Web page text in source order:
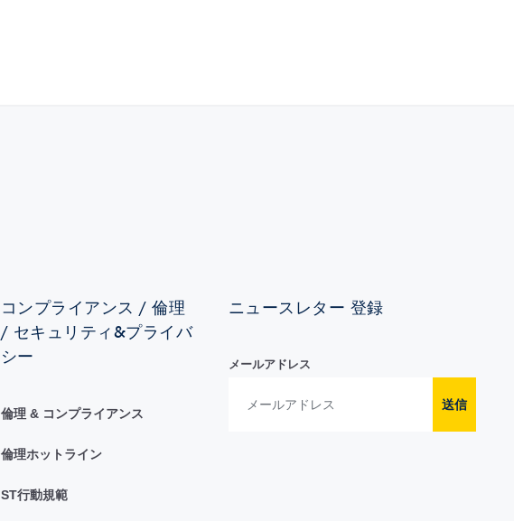
コンプライアンス / 倫理
/ セキュリティ&プライバ
シー
倫理 & コンプライアンス
倫理ホットライン
ST行動規範
ニュースレター 登録
メールアドレス
送信